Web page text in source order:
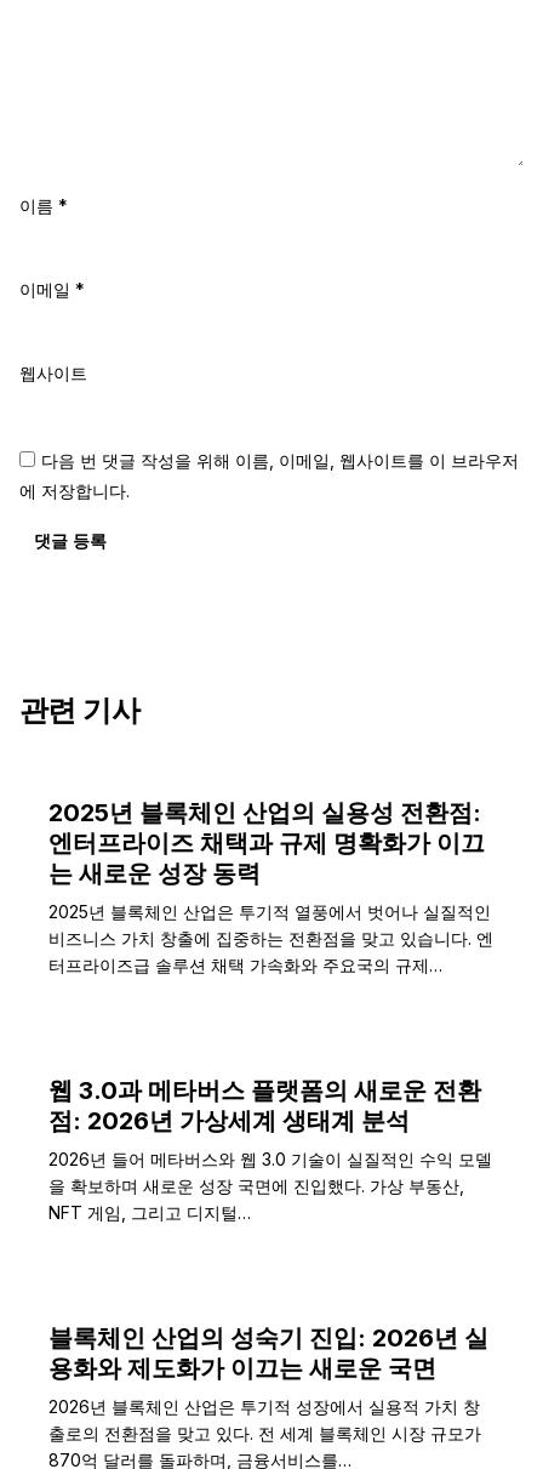
이름 *
이메일 *
웹사이트
다음 번 댓글 작성을 위해 이름, 이메일, 웹사이트를 이 브라우저
에 저장합니다.
댓글 등록
관련 기사
2025년 블록체인 산업의 실용성 전환점:
엔터프라이즈 채택과 규제 명확화가 이끄
는 새로운 성장 동력
2025년 블록체인 산업은 투기적 열풍에서 벗어나 실질적인
비즈니스 가치 창출에 집중하는 전환점을 맞고 있습니다. 엔
터프라이즈급 솔루션 채택 가속화와 주요국의 규제…
웹 3.0과 메타버스 플랫폼의 새로운 전환
점: 2026년 가상세계 생태계 분석
2026년 들어 메타버스와 웹 3.0 기술이 실질적인 수익 모델
을 확보하며 새로운 성장 국면에 진입했다. 가상 부동산,
NFT 게임, 그리고 디지털…
블록체인 산업의 성숙기 진입: 2026년 실
용화와 제도화가 이끄는 새로운 국면
2026년 블록체인 산업은 투기적 성장에서 실용적 가치 창
출로의 전환점을 맞고 있다. 전 세계 블록체인 시장 규모가
870억 달러를 돌파하며, 금융서비스를…